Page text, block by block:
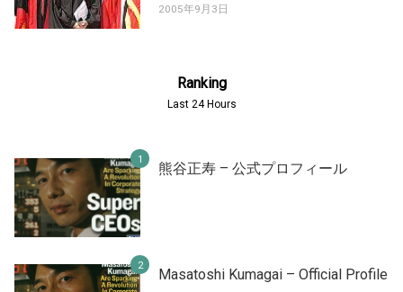
2005年9月3日
Ranking
Last 24 Hours
熊谷正寿 – 公式プロフィール
Masatoshi Kumagai – Official Profile